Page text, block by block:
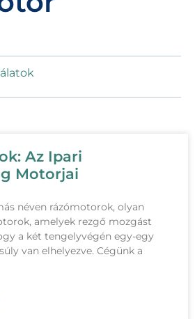
Az Ipari
Motorjai
néven rázómotorok, olyan
amelyek rezgő mozgást
a két tengelyvégén egy-egy
van elhelyezve. Cégünk a